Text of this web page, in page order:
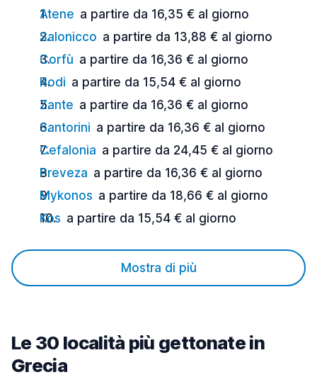
Atene a partire da 16,35 € al giorno
Salonicco a partire da 13,88 € al giorno
Corfù a partire da 16,36 € al giorno
Rodi a partire da 15,54 € al giorno
Zante a partire da 16,36 € al giorno
Santorini a partire da 16,36 € al giorno
Cefalonia a partire da 24,45 € al giorno
Preveza a partire da 16,36 € al giorno
Mykonos a partire da 18,66 € al giorno
Kos a partire da 15,54 € al giorno
Mostra di più
Le 30 località più gettonate in
Grecia